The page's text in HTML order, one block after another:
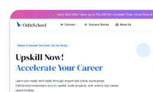
OdinSchool Affiliate Programma